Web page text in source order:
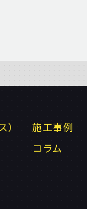
施工事例
コラム